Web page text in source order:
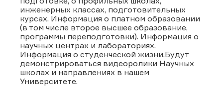
инженерных классах, подготовительных
курсах. Информация о платном образовании
(в том числе второе высшее образование,
программы переподготовки). Информация о
научных центрах и лабораториях.
Информация о студенческой жизни.Будут
демонстрироваться видеоролики Научных
школах и направлениях в нашем
Университете.